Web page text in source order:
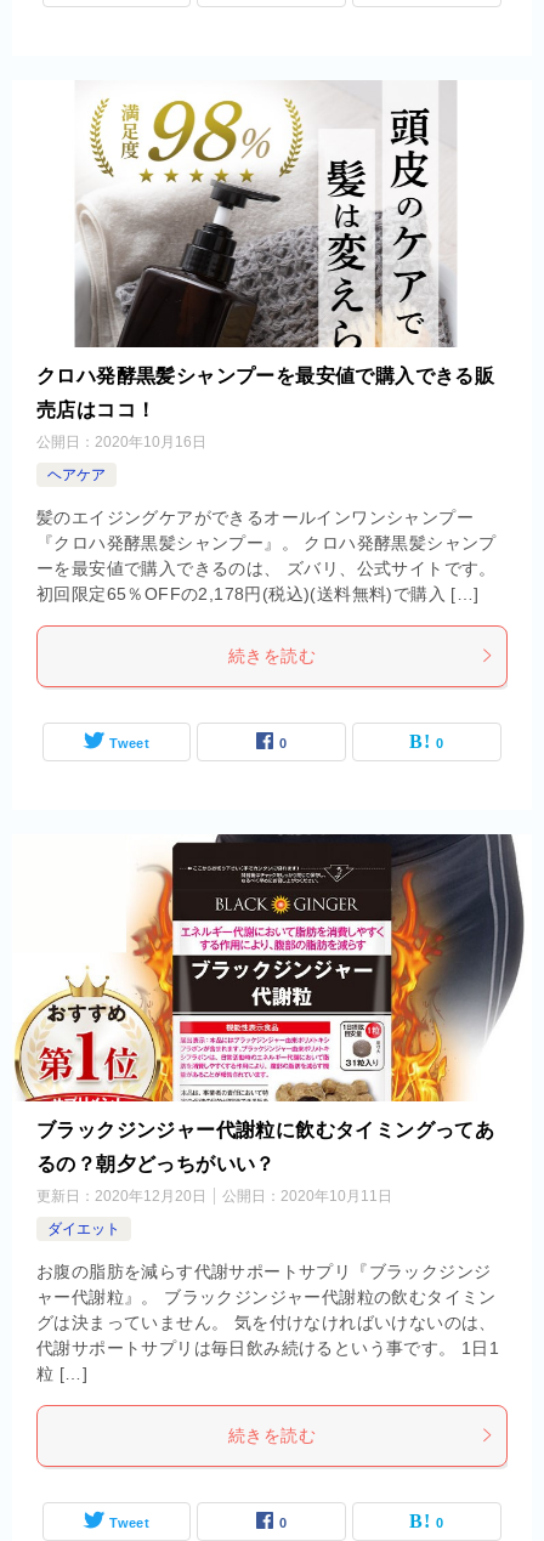
クロハ発酵黒髪シャンプーを最安値で購入できる販
売店はココ！
公開日： 2020年10月16日
ヘアケア
髪のエイジングケアができるオールインワンシャンプー
『クロハ発酵黒髪シャンプー』。 クロハ発酵黒髪シャンプ
ーを最安値で購入できるのは、 ズバリ、公式サイトです。
初回限定65％OFFの2,178円(税込)(送料無料)で購入 […]
続きを読む
Tweet 0 0
ブラックジンジャー代謝粒に飲むタイミングってあ
るの？朝夕どっちがいい？
更新日： 2020年12月20日 公開日： 2020年10月11日
ダイエット
お腹の脂肪を減らす代謝サポートサプリ『ブラックジンジ
ャー代謝粒』。 ブラックジンジャー代謝粒の飲むタイミン
グは決まっていません。 気を付けなければいけないのは、
代謝サポートサプリは毎日飲み続けるという事です。 1日1
粒 […]
続きを読む
Tweet 0 0